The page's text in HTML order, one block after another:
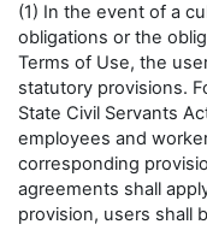
(1) In the event of a
obligations or the
Terms of Use, the
statutory provisions.
State Civil Servants
employees and
corresponding
agreements shall
provision, users shall